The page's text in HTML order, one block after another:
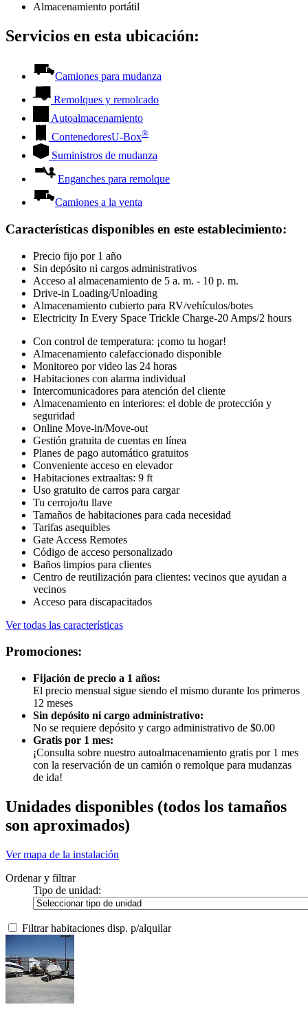
Almacenamiento portátil
Servicios en esta ubicación:
Camiones para mudanza
Remolques y remolcado
Autoalmacenamiento
ContenedoresU-Box®
Suministros de mudanza
Enganches para remolque
Camiones a la venta
Características disponibles en este establecimiento:
Precio fijo por 1 año
Sin depósito ni cargos administrativos
Acceso al almacenamiento de 5 a. m. - 10 p. m.
Drive-in Loading/Unloading
Almacenamiento cubierto para RV/vehículos/botes
Electricity In Every Space Trickle Charge-20 Amps/2 hours
Con control de temperatura: ¡como tu hogar!
Almacenamiento calefaccionado disponible
Monitoreo por video las 24 horas
Habitaciones con alarma individual
Intercomunicadores para atención del cliente
Almacenamiento en interiores: el doble de protección y
seguridad
Online Move-in/Move-out
Gestión gratuita de cuentas en línea
Planes de pago automático gratuitos
Conveniente acceso en elevador
Habitaciones extraaltas: 9 ft
Uso gratuito de carros para cargar
Tu cerrojo/tu llave
Tamaños de habitaciones para cada necesidad
Tarifas asequibles
Gate Access Remotes
Código de acceso personalizado
Baños limpios para clientes
Centro de reutilización para clientes: vecinos que ayudan a
vecinos
Acceso para discapacitados
Ver todas las características
Promociones:
Fijación de precio a 1 años:
El precio mensual sigue siendo el mismo durante los primeros
12 meses
Sin depósito ni cargo administrativo:
No se requiere depósito y cargo administrativo de $0.00
Gratis por 1 mes:
¡Consulta sobre nuestro autoalmacenamiento gratis por 1 mes
con la reservación de un camión o remolque para mudanzas
de ida!
Unidades disponibles (todos los tamaños
son aproximados)
Ver mapa de la instalación
Ordenar y filtrar
Tipo de unidad:
Filtrar habitaciones disp. p/alquilar